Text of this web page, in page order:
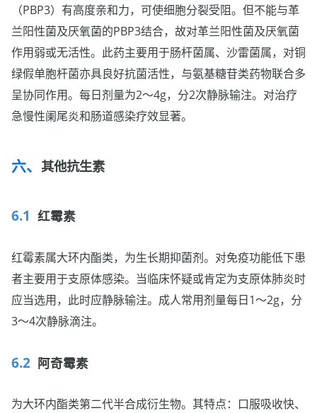
（PBP3）有高度亲和力，可使细胞分裂受阻。但不能与革
兰阳性菌及厌氧菌的PBP3结合，故对革兰阳性菌及厌氧菌
作用弱或无活性。此药主要用于肠杆菌属、沙雷菌属，对铜
绿假单胞杆菌亦具良好抗菌活性，与氨基糖苷类药物联合多
呈协同作用。每日剂量为2～4g，分2次静脉输注。对治疗
急慢性阑尾炎和肠道感染疗效显著。
其他抗生素
红霉素
红霉素属大环内酯类，为生长期抑菌剂。对免疫功能低下患
者主要用于支原体感染。当临床怀疑或肯定为支原体肺炎时
应当选用，此时应静脉输注。成人常用剂量每日1～2g，分
3～4次静脉滴注。
阿奇霉素
为大环内酯类第二代半合成衍生物。其特点：口服吸收快、